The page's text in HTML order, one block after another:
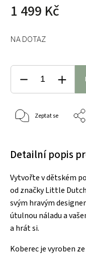
1 499 Kč
NA DOTAZ
Zeptat se
Detailní popis
Vytvořte v dětském
od značky Little
svým hravým
útulnou náladu a
a hrát si.
Koberec je vyroben